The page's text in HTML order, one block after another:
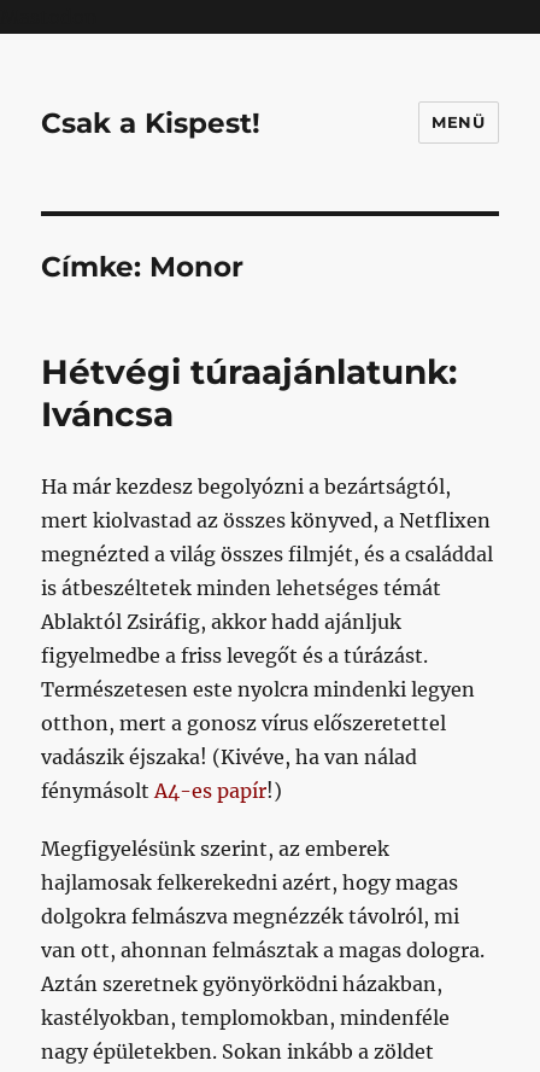
Csak a Kispest! MENÜ
Címke: Monor
Hétvégi túraajánlatunk:
Iváncsa
Ha már kezdesz begolyózni a bezártságtól,
mert kiolvastad az összes könyved, a Netflixen
megnézted a világ összes filmjét, és a családdal
is átbeszéltetek minden lehetséges témát
Ablaktól Zsiráfig, akkor hadd ajánljuk
figyelmedbe a friss levegőt és a túrázást.
Természetesen este nyolcra mindenki legyen
otthon, mert a gonosz vírus előszeretettel
vadászik éjszaka! (Kivéve, ha van nálad
fénymásoltA4-es papír!)
Megfigyelésünk szerint, az emberek
hajlamosak felkerekedni azért, hogy magas
dolgokra felmászva megnézzék távolról, mi
van ott, ahonnan felmásztak a magas dologra.
Aztán szeretnek gyönyörködni házakban,
kastélyokban, templomokban, mindenféle
nagy épületekben. Sokan inkább a zöldet